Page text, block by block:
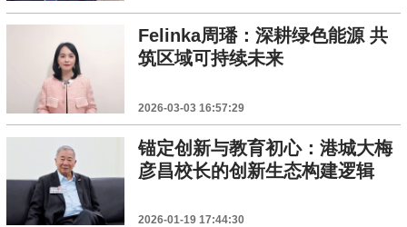
Felinka周璠：深耕绿色能源 共
筑区域可持续未来
2026-03-03 16:57:29
锚定创新与教育初心：港城大梅
彦昌校长的创新生态构建逻辑
2026-01-19 17:44:30